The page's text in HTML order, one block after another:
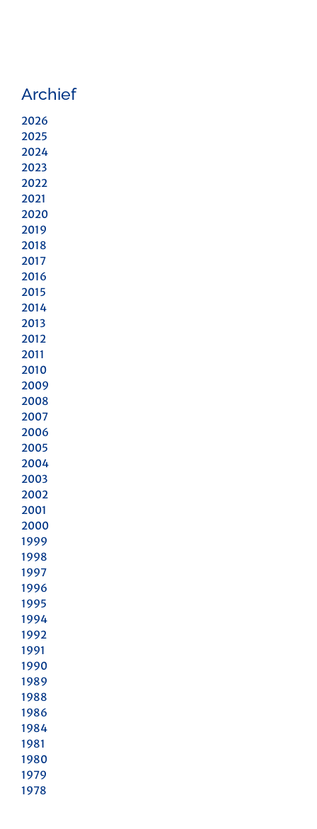
Archief
2026
2025
2024
2023
2022
2021
2020
2019
2018
2017
2016
2015
2014
2013
2012
2011
2010
2009
2008
2007
2006
2005
2004
2003
2002
2001
2000
1999
1998
1997
1996
1995
1994
1992
1991
1990
1989
1988
1986
1984
1981
1980
1979
1978